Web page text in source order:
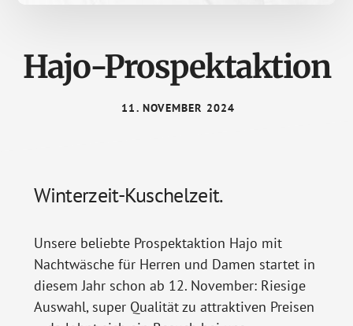
Hajo-Prospektaktion
11. NOVEMBER 2024
Winterzeit-Kuschelzeit.
Unsere beliebte Prospektaktion Hajo mit
Nachtwäsche für Herren und Damen startet in
diesem Jahr schon ab 12. November: Riesige
Auswahl, super Qualität zu attraktiven Preisen